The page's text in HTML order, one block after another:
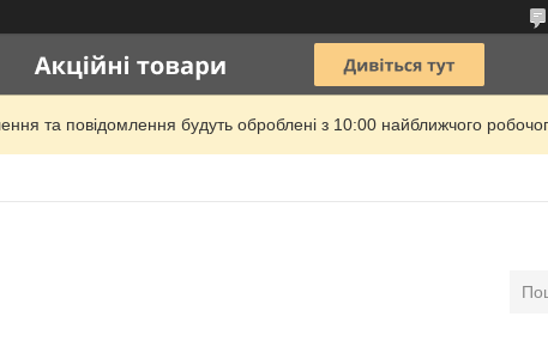
та повідомлення будуть оброблені з 10:00 найближчого